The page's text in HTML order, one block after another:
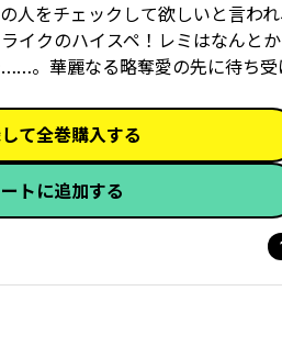
人をチェックして欲しいと言わ
イクのハイスペ！レミはなんと
。華麗なる略奪愛の先に待ち受け
て全巻購入する
トに追加する